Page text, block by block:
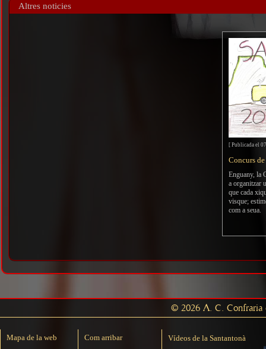
Altres noticies
[ Publicada el
Concurs
Enguany, la
a organitzar
que cada
visque;
com a seua.
© 2026 A. C. Confraria
Mapa de la web
Com arribar
Vídeos de la Santantonà